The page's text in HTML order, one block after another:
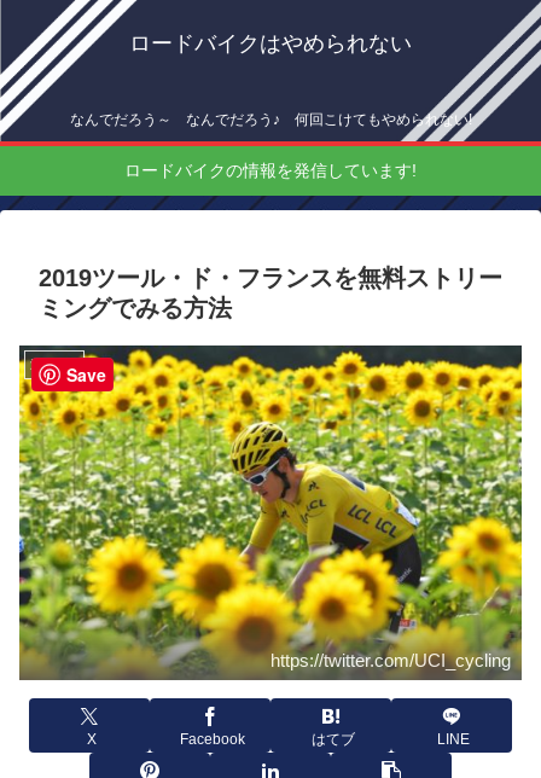
ロードバイクはやめられない
なんでだろう～ なんでだろう♪ 何回こけてもやめられない!
ロードバイクの情報を発信しています!
2019ツール・ド・フランスを無料ストリー
ミングでみる方法
海外情報
https://twitter.com/UCI_cycling
X Facebook はてブ LINE
Save